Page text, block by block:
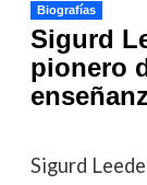
Biografías
Sigurd
pionero
Sigurd